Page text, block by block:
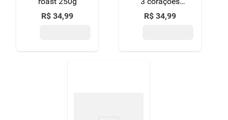
R$ 34,99
gourmet
pacote 250g
R$ 34,99